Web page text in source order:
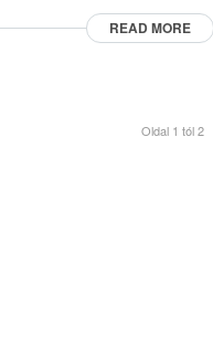
READ MORE
Oldal 1 tól 2